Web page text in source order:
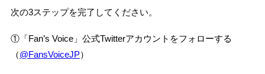
次の3ステップを完了してください。
①「Fan’s Voice」公式Twitterアカウントをフォローする
（@FansVoiceJP）